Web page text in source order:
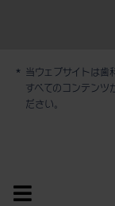
当ウェブサイトは歯
すべてのコンテンツ
ださい。